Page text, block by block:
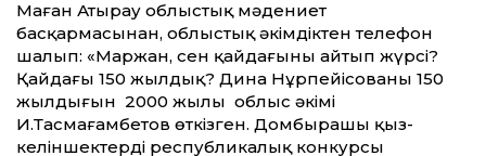
Маған Атырау облыстық мәдениет
басқармасынан, облыстық әкімдіктен телефон
шалып: «Маржан, сен қайдағыны айтып жүрсің?
Қайдағы 150 жылдық? Дина Нұрпейісованың 150
жылдығын 2000 жылы облыс әкімі
И.Тасмағамбетов өткізген. Домбырашы қыз-
келіншектердің республикалық конкурсы